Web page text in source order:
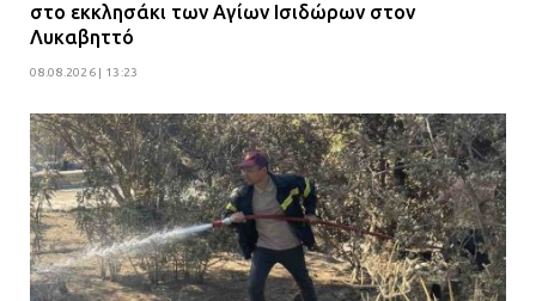
στο εκκλησάκι των Αγίων Ισιδώρων στον
Λυκαβηττό
08.08.2026 | 13:23